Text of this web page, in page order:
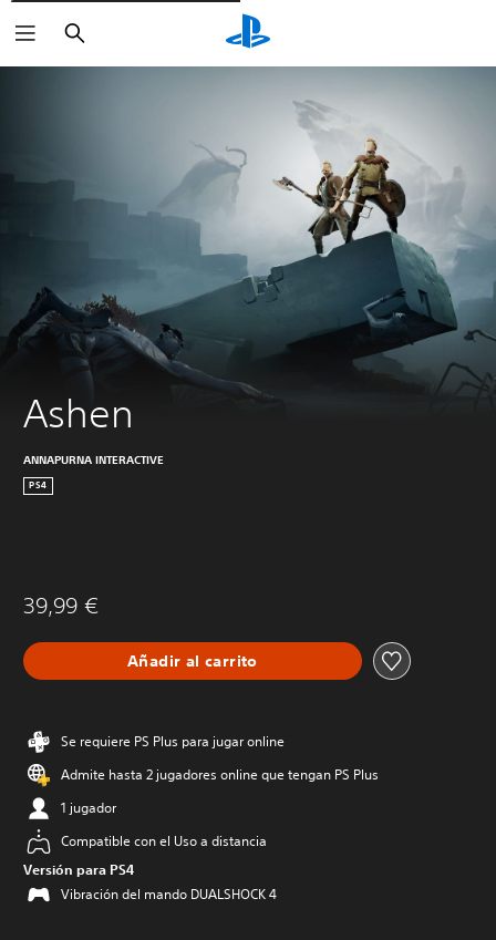
Buscar
Ashen
ANNAPURNA INTERACTIVE
PS4
39,99 €
Añadir al carrito
Se requiere PS Plus para jugar online
Admite hasta 2 jugadores online que tengan PS Plus
1 jugador
Compatible con el Uso a distancia
Versión para PS4
Vibración del mando DUALSHOCK 4